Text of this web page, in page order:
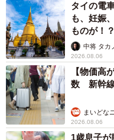
タイの電
も、妊娠
ものが！
中将 タカ
2026.08.06
【物価高
数 新幹線
まいどな
2026.08.06
1歳息子